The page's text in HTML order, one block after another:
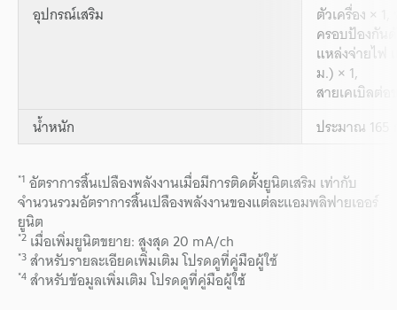
อุปกรณ์เสริม
ตัวเครื่อง ×
ครอบป้องกัน
แหล่งจ่ายไฟ
ม.) × 1,
สายเคเบิลต่
น้ำหนัก
ประมาณ
*1 อัตราการสิ้นเปลืองพลังงานเมื่อมีการติดตั้งยูนิตเสริม เท่ากับ
จำนวนรวมอัตราการสิ้นเปลืองพลังงานของแต่ละแอมพลิฟายเออร์
ยูนิต
*2 เมื่อเพิ่มยูนิตขยาย: สูงสุด 20 mA/ch
*3สำหรับรายละเอียดเพิ่มเติม โปรดดูที่คู่มือผู้ใช้
*4สำหรับข้อมูลเพิ่มเติม โปรดดูที่คู่มือผู้ใช้